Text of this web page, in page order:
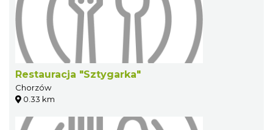
Restauracja "Sztygarka"
Chorzów
0.33 km